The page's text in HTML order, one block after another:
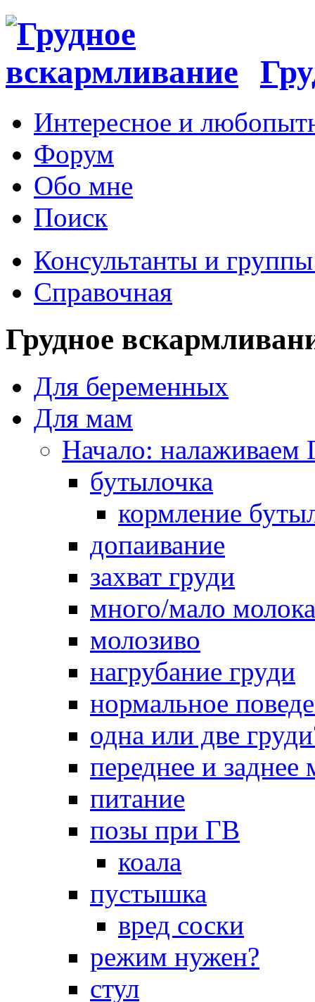
Интересное и
Форум
Обо мне
Поиск
Консультанты и
Справочная
Грудное
Для беременных
Для мам
Начало: налаживаем
бутылочка
кормление
допаивание
захват груди
много/мало молока
молозиво
нагрубание груди
нормальное
одна или две
переднее и заднее
питание
позы при ГВ
коала
пустышка
вред соски
режим нужен?
стул